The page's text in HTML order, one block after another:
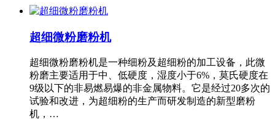
超细微粉磨粉机
超细微粉磨粉机是一种细粉及超细粉的加工设备，此微
粉磨主要适用于中、低硬度，湿度小于6%，莫氏硬度在
9级以下的非易燃易爆的非金属物料。它是经过20多次的
试验和改进，为超细粉的生产而研发制造的新型磨粉
机，…